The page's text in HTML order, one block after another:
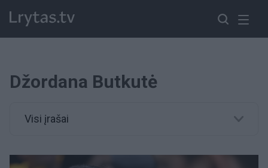
Džordana Butkutė
Visi įrašai